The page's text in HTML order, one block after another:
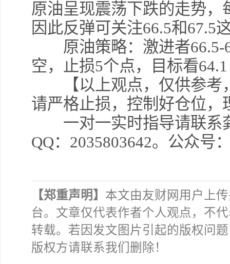
原油呈现震荡下跌的走势
因此反弹可关注66.5和67.5
原油策略：激进者66.5-
空，止损5个点，目标看
【以上观点，仅供参考
请严格止损，控制好仓位，
一对一实时指导请联系
QQ：2035803642。公众号
【郑重声明】 本文由友财网用户上
台。文章仅代表作者个人观点，不
转载。若因发文图片引起的版权问
版权方请联系我们删除！